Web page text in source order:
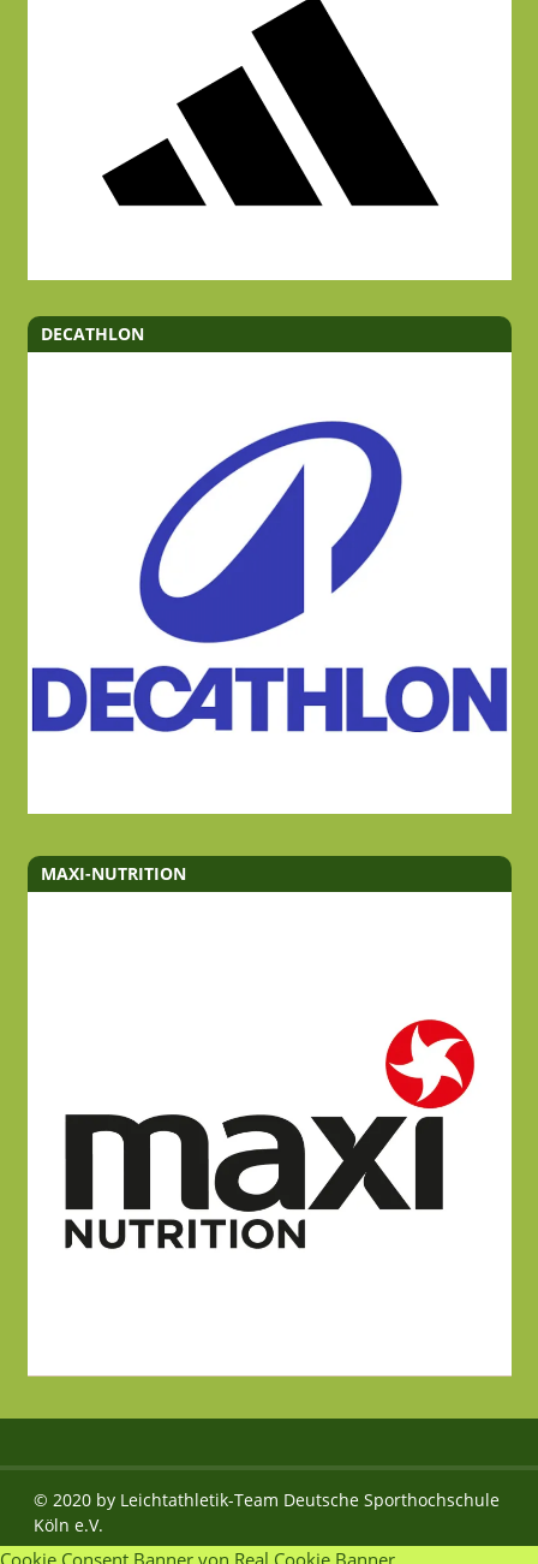
DECATHLON
MAXI-NUTRITION
© 2020 by Leichtathletik-Team Deutsche Sporthochschule
Köln e.V.
Cookie Consent Banner von Real Cookie Banner